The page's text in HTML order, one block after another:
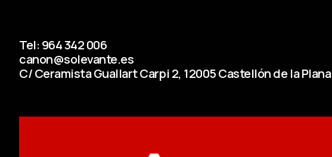
Tel: 964 342 006
canon@solevante.es
C/ Ceramista Guallart Carpi 2, 12005 Castellón de la Plana